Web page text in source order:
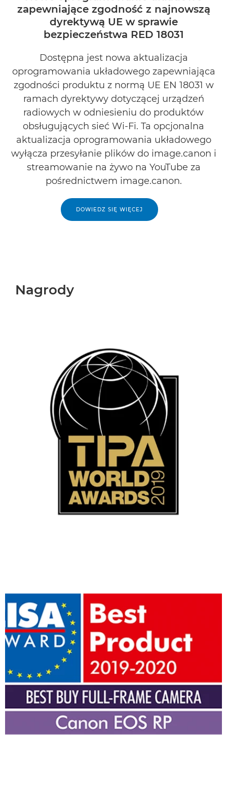
zapewniające zgodność z najnowszą
dyrektywą UE w sprawie
bezpieczeństwa RED 18031
Dostępna jest nowa aktualizacja
oprogramowania układowego zapewniająca
zgodności produktu z normą UE EN 18031 w
ramach dyrektywy dotyczącej urządzeń
radiowych w odniesieniu do produktów
obsługujących sieć Wi-Fi. Ta opcjonalna
aktualizacja oprogramowania układowego
wyłącza przesyłanie plików do image.canon i
streamowanie na żywo na YouTube za
pośrednictwem image.canon.
DOWIEDZ SIĘ WIĘCEJ
Nagrody